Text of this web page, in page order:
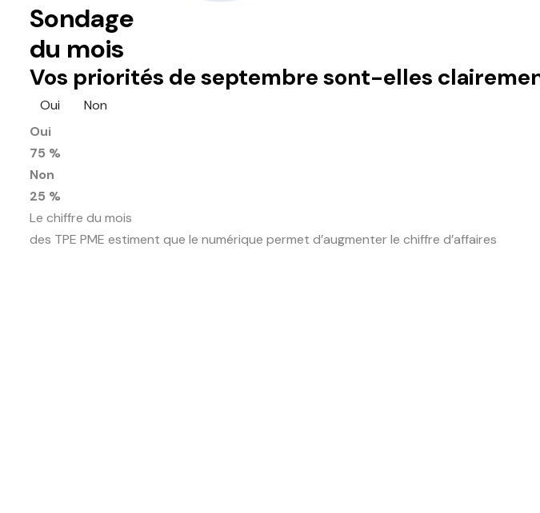
Sondage
du mois
Vos priorités de septembre sont-elles
Oui
Non
Oui
75 %
Non
25 %
Le chiffre du mois
des TPE PME estiment que le numérique permet d’augmenter le chiffre d’affaires